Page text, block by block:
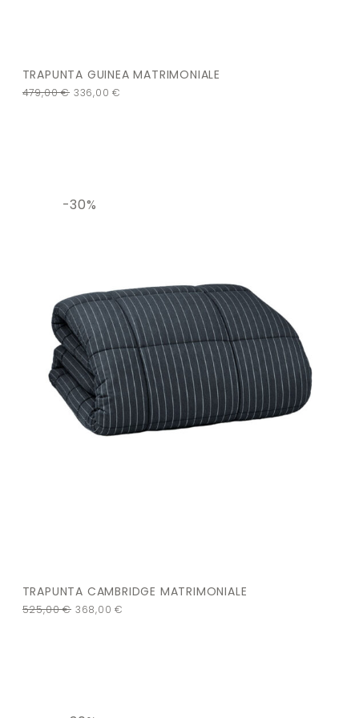
TRAPUNTA GUINEA MATRIMONIALE
479,00€ 336,00€
TRAPUNTA CAMBRIDGE MATRIMONIALE
525,00€ 368,00€
-30%